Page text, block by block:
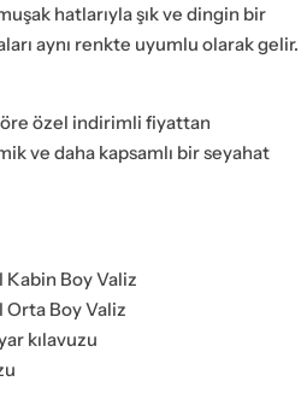
hatlarıyla şık ve dingin bir
aynı renkte uyumlu olarak gelir.
özel indirimli fiyattan
ve daha kapsamlı bir seyahat
Kabin Boy Valiz
Orta Boy Valiz
kılavuzu